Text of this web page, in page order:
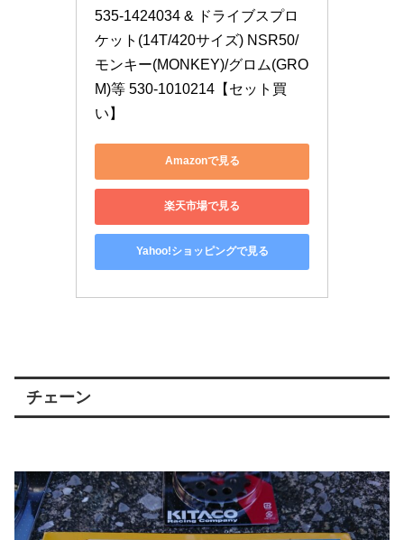
535-1424034 & ドライブスプロ
ケット(14T/420サイズ) NSR50/
モンキー(MONKEY)/グロム(GRO
M)等 530-1010214【セット買
い】
Amazonで見る
楽天市場で見る
Yahoo!ショッピングで見る
チェーン